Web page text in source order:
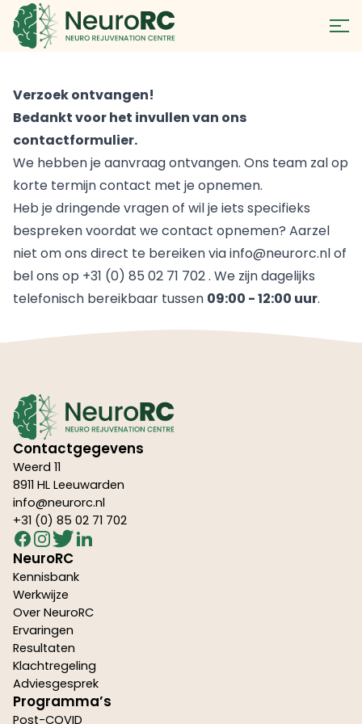
Verzoek ontvangen!
Bedankt voor het invullen van ons
contactformulier.
We hebben je aanvraag ontvangen. Ons team zal op
korte termijn contact met je opnemen.
Heb je dringende vragen of wil je iets specifieks
bespreken voordat we contact opnemen? Aarzel
niet om ons direct te bereiken viainfo@neurorc.nlof
bel ons op +31 (0) 85 02 71 702. We zijn dagelijks
telefonisch bereikbaar tussen 09:00 - 12:00 uur.
Contactgegevens
Weerd 11
8911 HL Leeuwarden
info@neurorc.nl
+31 (0) 85 02 71 702
NeuroRC
Kennisbank
Werkwijze
Over NeuroRC
Ervaringen
Resultaten
Klachtregeling
Adviesgesprek
Programma’s
Post-COVID